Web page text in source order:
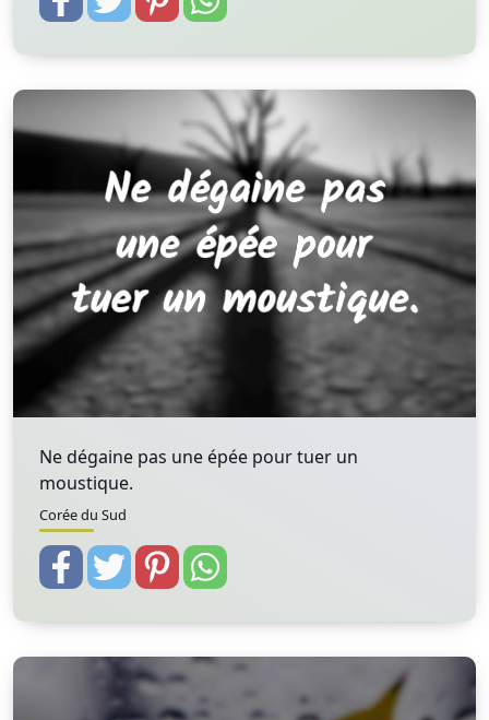
Ne dégaine pas une épée pour tuer un
moustique.
Corée du Sud